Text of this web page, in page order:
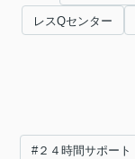
レスQセンター
#２４時間サポート